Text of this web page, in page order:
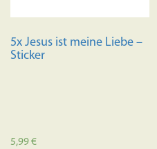
gewählt
5x Jesus ist meine Liebe –
Sticker
5,99€